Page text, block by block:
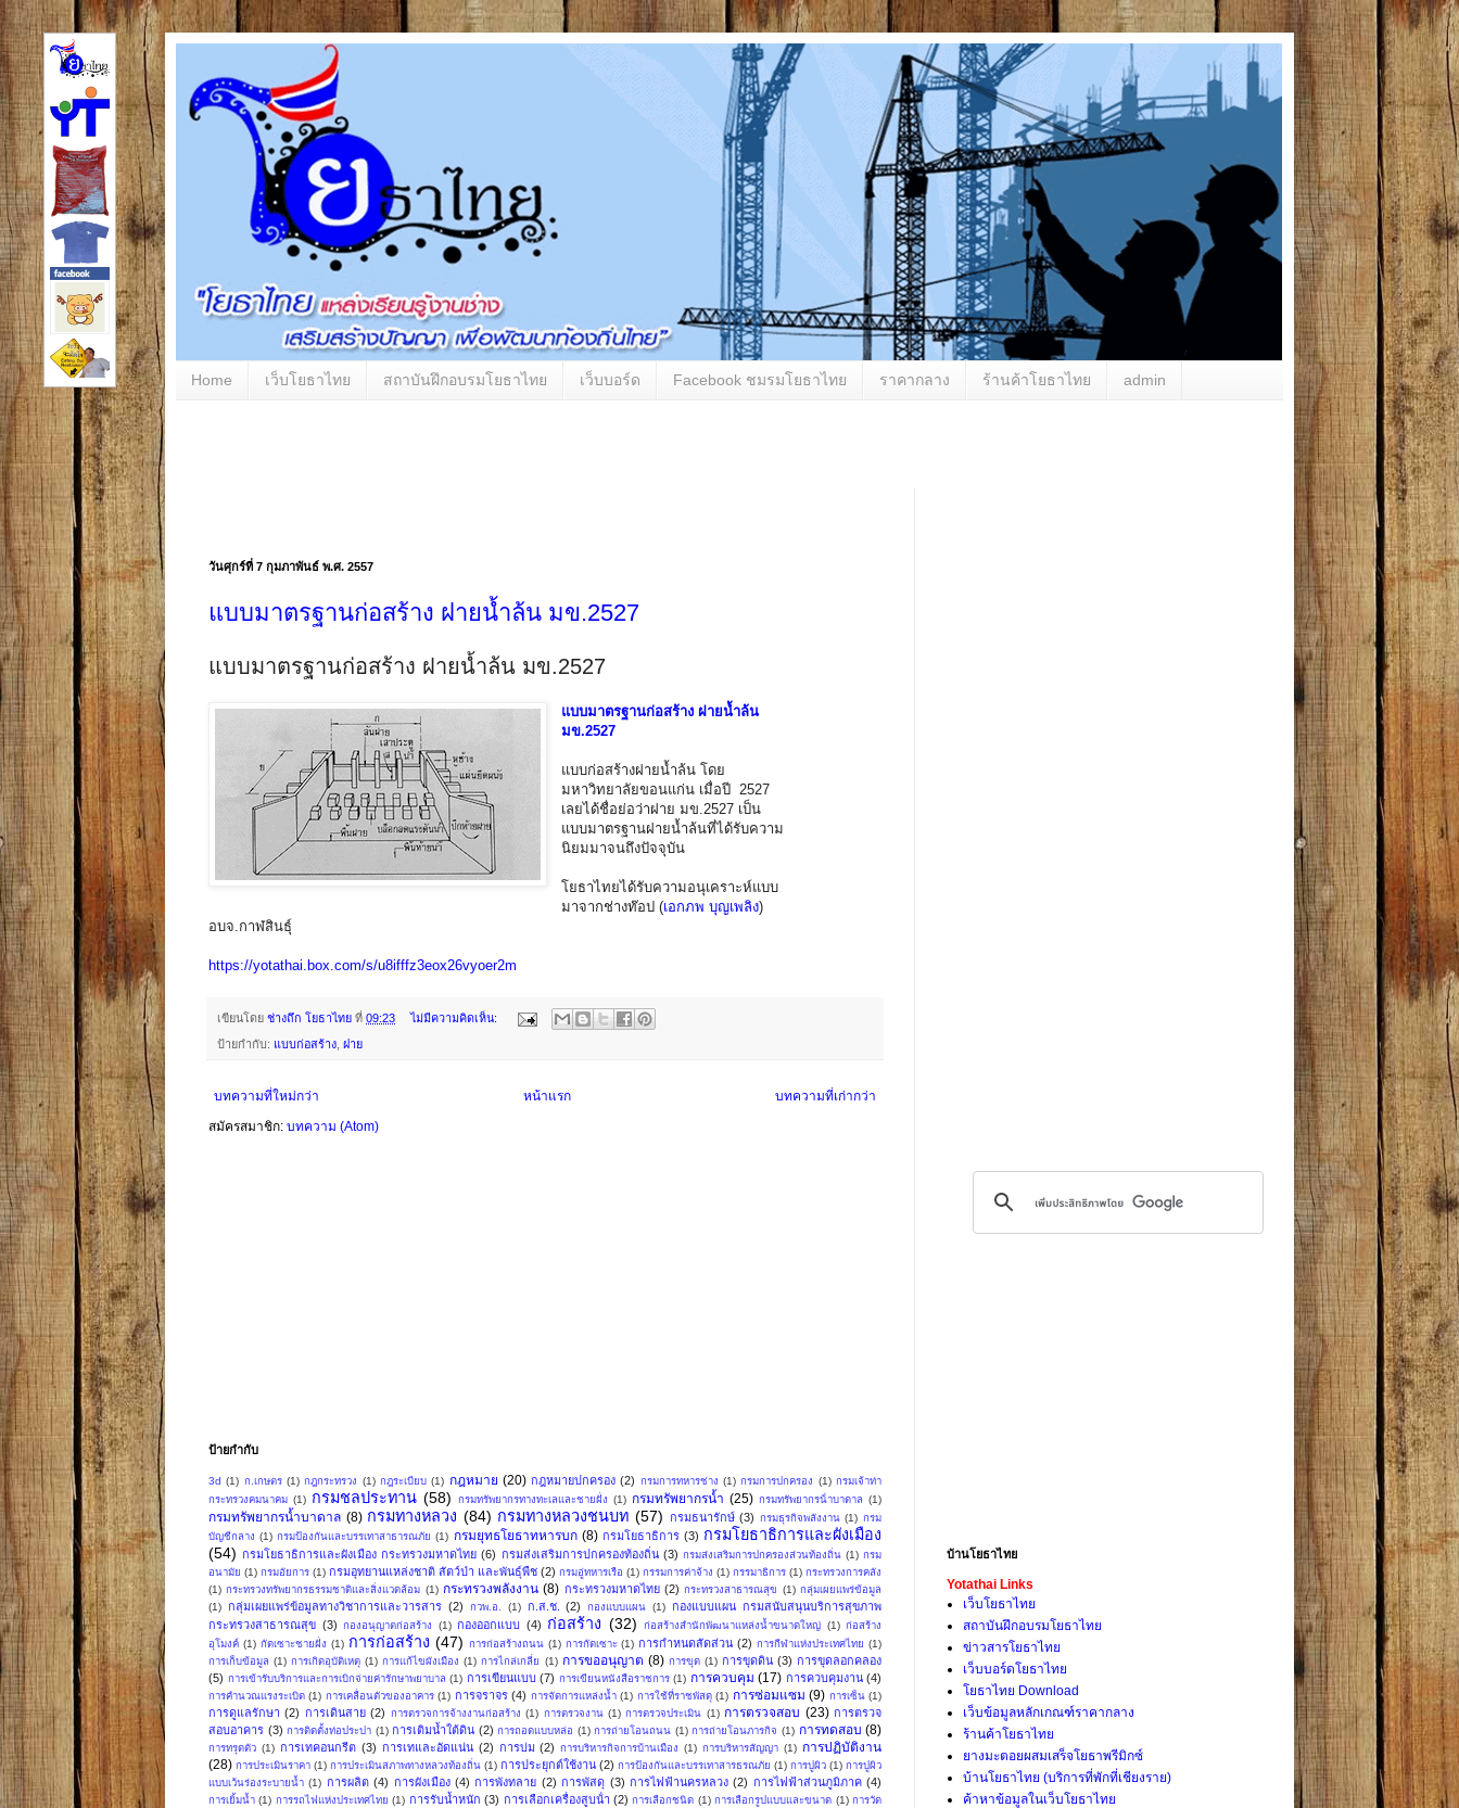
Home เว็บโยธาไทย สถาบันฝึกอบรมโยธาไทย เว็บบอร์ด Facebook ชมรมโยธาไทย ราคากลาง ร้านค้าโยธาไทย admin
วันศุกร์ที่ 7 กุมภาพันธ์ พ.ศ. 2557
แบบมาตรฐานก่อสร้าง ฝายน้ำล้น มข.2527
แบบมาตรฐานก่อสร้าง ฝายน้ำล้น มข.2527
แบบมาตรฐานก่อสร้าง ฝายน้ำล้น
มข.2527
แบบก่อสร้างฝายน้ำล้น โดย
มหาวิทยาลัยขอนแก่น เมื่อปี 2527
เลยได้ชื่อย่อว่าฝาย มข.2527 เป็น
แบบมาตรฐานฝายน้ำล้นที่ได้รับความ
นิยมมาจนถึงปัจจุบัน
โยธาไทยได้รับความอนุเคราะห์แบบ
มาจากช่างท๊อป (เอกภพ บุญเพลิง)
อบจ.กาฬสินธุ์
https://yotathai.box.com/s/u8ifffz3eox26vyoer2m
เขียนโดย ช่างถึก โยธาไทย ที่ 09:23 ไม่มีความคิดเห็น:
ป้ายกำกับ: แบบก่อสร้าง ฝาย
บทความที่ใหม่กว่า บทความที่เก่ากว่า
หน้าแรก
สมัครสมาชิก: บทความ (Atom)
ป้ายกำกับ
3d (1) ก.เกษตร (1) กฎกระทรวง (1) กฎระเบียบ (1) กฎหมาย (20) กฎหมายปกครอง (2) กรมการทหารช่าง (1) กรมการปกครอง (1) กรมเจ้าท่า
กระทรวงคมนาคม (1) กรมชลประทาน (58) กรมทรัพยากรทางทะเลและชายฝั่ง (1) กรมทรัพยากรน้ำ (25) กรมทรัพยากรน้ําบาดาล (1)
กรมทรัพยากรน้ำบาดาล (8) กรมทางหลวง (84) กรมทางหลวงชนบท (57) กรมธนารักษ์ (3) กรมธุรกิจพลังงาน (1) กรม
บัญชีกลาง (1) กรมป้องกันและบรรเทาสาธารณภัย (1) กรมยุทธโยธาทหารบก (8) กรมโยธาธิการ (3) กรมโยธาธิการและผังเมือง
(54) กรมโยธาธิการและผังเมือง กระทรวงมหาดไทย (6) กรมส่งเสริมการปกครองท้องถิ่น (3) กรมส่งเสริมการปกครองส่วนท้องถิ่น (1) กรม
อนามัย (1) กรมอัยการ (1) กรมอุทยานแหล่งชาติ สัตว์ป่า และพันธุ์พืช (2) กรมอู่ทหารเรือ (1) กรรมการค่าจ้าง (1) กรรมาธิการ (1) กระทรวงการคลัง
(1) กระทรวงทรัพยากรธรรมชาติและสิ่งแวดล้อม (1) กระทรวงพลังงาน (8) กระทรวงมหาดไทย (2) กระทรวงสาธารณสุข (1) กลุ่มเผยแพร่ข้อมูล
(1) กลุ่มเผยแพร่ข้อมูลทางวิชาการและวารสาร (2) กวพ.อ. (1) ก.ส.ช. (2) กองแบบแผน (1) กองแบบแผน กรมสนับสนุนบริการสุขภาพ
กระทรวงสาธารณสุข (3) กองอนุญาตก่อสร้าง (1) กองออกแบบ (4) ก่อสร้าง (32) ก่อสร้างสำนักพัฒนาแหล่งน้ำขนาดใหญ่ (1) ก่อสร้าง
อุโมงค์ (1) กัดเซาะชายฝั่ง (1) การก่อสร้าง (47) การก่อสร้างถนน (1) การกัดเซาะ (1) การกําหนดสัดส่วน (2) การกีฬาแห่งประเทศไทย (1)
การเก็บข้อมูล (1) การเกิดอุบัติเหตุ (1) การแก้ไขผังเมือง (1) การไกล่เกลี่ย (1) การขออนุญาต (8) การขุด (1) การขุดดิน (3) การขุดลอกคลอง
(5) การเข้ารับบริการและการเบิกจ่ายค่ารักษาพยาบาล (1) การเขียนแบบ (7) การเขียนหนังสือราชการ (1) การควบคุม (17) การควบคุมงาน (4)
การคำนวณแรงระเบิด (1) การเคลื่อนตัวของอาคาร (1) การจราจร (4) การจัดการแหล่งน้ำ (1) การใช้ที่ราชพัสดุ (1) การซ่อมแซม (9) การเซ็น (1)
การดูแลรักษา (2) การเดินสาย (2) การตรวจการจ้างงานก่อสร้าง (1) การตรวจงาน (1) การตรวจประเมิน (1) การตรวจสอบ (23) การตรวจ
สอบอาคาร (3) การติดตั้งท่อประปา (1) การเติมน้ำใต้ดิน (2) การถอดแบบหล่อ (1) การถ่ายโอนถนน (1) การถ่ายโอนภารกิจ (1) การทดสอบ (8)
การทรุดตัว (1) การเทคอนกรีต (3) การเทและอัดแน่น (2) การบ่ม (2) การบริหารกิจการบ้านเมือง (1) การบริหารสัญญา (1) การปฏิบัติงาน
(28) การประเมินราคา (1) การประเมินสภาพทางหลวงท้องถิ่น (1) การประยุกต์ใช้งาน (2) การป้องกันและบรรเทาสารธรณภัย (1) การปูผิว (1) การปูผิว
แบบเว้นร่องระบายน้ำ (1) การผลิต (4) การผังเมือง (4) การพังทลาย (2) การพัสดุ (3) การไฟฟ้านครหลวง (2) การไฟฟ้าส่วนภูมิภาค (4)
การเยิ้มน้ำ (1) การรถไฟแห่งประเทศไทย (1) การรับน้ำหนัก (3) การเลือกเครื่องสูบน้ํา (2) การเลือกชนิด (1) การเลือกรูปแบบและขนาด (1) การวัด
บ้านโยธาไทย
Yotathai Links
เว็บโยธาไทย
สถาบันฝึกอบรมโยธาไทย
ข่าวสารโยธาไทย
เว็บบอร์ดโยธาไทย
โยธาไทย Download
เว็บข้อมูลหลักเกณฑ์ราคากลาง
ร้านค้าโยธาไทย
ยางมะตอยผสมเสร็จโยธาพรีมิกซ์
บ้านโยธาไทย (บริการที่พักที่เชียงราย)
ค้าหาข้อมูลในเว็บโยธาไทย